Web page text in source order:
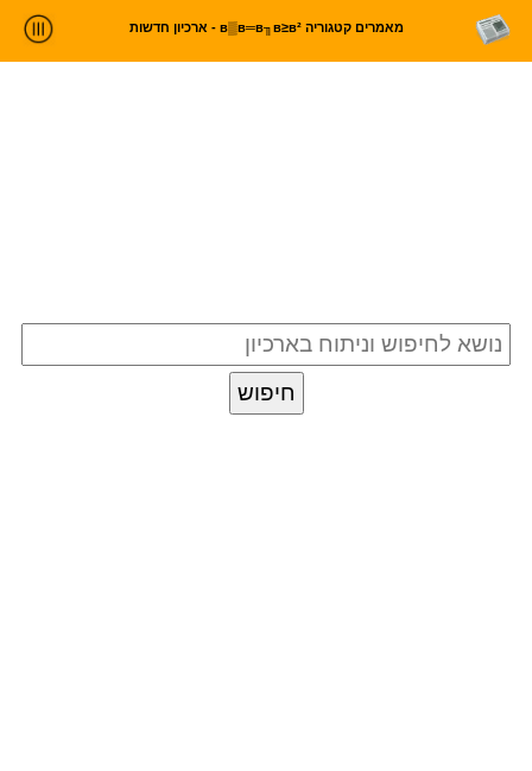
מאמרים קטגוריה в▒в═в╖в≥в² - ארכיון חדשות
ניתוח חדשות